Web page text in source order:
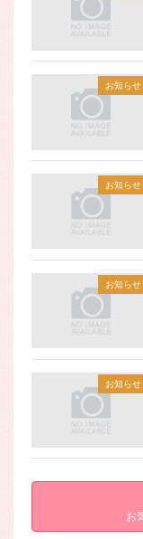
お知らせ
お知らせ
お知らせ
お知らせ
お